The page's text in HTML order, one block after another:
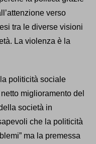
verso
tra le diverse visioni
La violenza è la
politicità sociale
miglioramento del
società in
i che la politicità
ma la premessa